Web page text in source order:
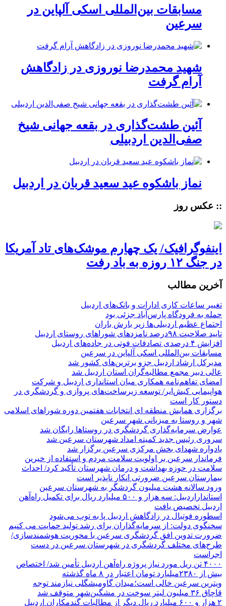
مسابقات بین‌المللی اسکی آلپاین در
سرعین
شهید محمدرضا نوروزی در زادگاهش
آرام گرفت
آئین طشت‌گذاری در بقعه جهانی شیخ
صفی‌الدین اردبیلی
نماز باشکوه عید سعید قربان در اردبیل
:: عکس روز
اینفوگرافیک/ یک چهارم موشک‌های تاد آمریکا
در جنگ ۱۲ روزه به باد رفت
آخرین مطالب
تغییر ساعات کاری ادارات و بانک‌های اردبیل
حمله به فرودگاه پارس‌‌آباد جزئی بود
اجتماع عظیم اردبیلی‌ها زیر بارش باران
تایید صلاحیت ۹۸درصد نامزدهای شوراهای روستای اردبیل
افزایش ۴ درصدی تصادفات فوتی در جاده‌های اردبیل
مسابقات بین‌المللی اسکی آلپاین در سرعین
مدیرکل ارشاد اردبیل جزو برترین‌های کشور شد
عالی دبیر مجمع مطالبه‌گران استان اردبیل شد
امضای تفاهم‌نامه همکاری میان استانداری اردبیل و شرکت
هواپیمایی کیش‌ایر/ توسعه زیرساخت‌های پروازی و گردشگری در
دستور کار است
برگزاری همایش منطقه ای انتخابات هفتمین دوره شوراهای اسلامی
شهر و روستا به میزبانی شهر سرعین
عوارض سرمایه‌گذاری گردشگری در روستاها رایگان شد
سروری رئیس جدید کمیته امداد شهرستان سرعین شد
یادواره شهدای بخش مرکزی سرعین برگزار شد
فرماندار سرعین بر اولویت سلامت مردم و استفاده از خیرین
سلامت در حوزه بهداشت و درمان شهرستان تأکید کرد/ احداث
بیمارستان سرعین ضرورتی انکار ناپذیر است
ورود سالانه هشت میلیون گردشگر به شهرستان سرعین
استانداراردبیل: سه هزار و ۵۰۰ میلیارد ریال برای تکمیل راه‌آهن
اردبیل تخصیص یافت
اسطوره فوتبال در زادگاهش اردبیل پا به توپ می‌شود
سخنگوی دولت: از سرمایه‌گذاران برای رشد تولید حمایت می کنیم
ضرورت تدوین افق گردشگری سرعین با محوریت هوشمندسازی/
طرح‌های مختلف گردشگری در شهرستان سرعین در دست
اجراست
۴۰۰۰ تن ریل مورد نیاز پروژه راه‌آهن اردبیل تأمین شد/ اختصاص
بیش از ۲۳۸۰میلیارد تومان اعتبار در ۸ ماه گذشته
ویترین سرعین خالی است؛میدان گاومیشگلی نیازمند توجه
قاچاق ۳۶ میلیون لیتر سوخت در مشگین‌شهر متوقف شد
۲ هزار و ۶۰۰‌ میلیارد ریال دیگر از مطالبات گندمکاران اردبیل